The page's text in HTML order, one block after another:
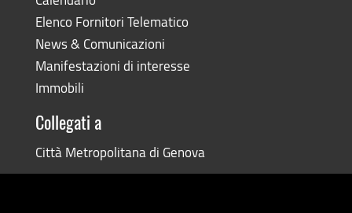
Elenco Fornitori Telematico
News & Comunicazioni
Manifestazioni di interesse
Immobili
Collegati a
Città Metropolitana di Genova